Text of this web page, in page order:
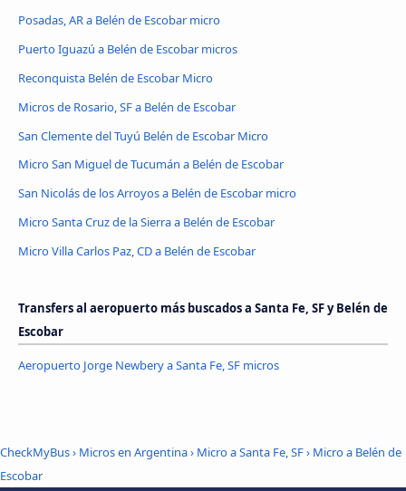
Posadas, AR a Belén de Escobar micro
Puerto Iguazú a Belén de Escobar micros
Reconquista Belén de Escobar Micro
Micros de Rosario, SF a Belén de Escobar
San Clemente del Tuyú Belén de Escobar Micro
Micro San Miguel de Tucumán a Belén de Escobar
San Nicolás de los Arroyos a Belén de Escobar micro
Micro Santa Cruz de la Sierra a Belén de Escobar
Micro Villa Carlos Paz, CD a Belén de Escobar
Transfers al aeropuerto más buscados a Santa Fe, SF y Belén de
Escobar
Aeropuerto Jorge Newbery a Santa Fe, SF micros
CheckMyBus› Micros en Argentina› Micro a Santa Fe, SF› Micro a Belén de
Escobar